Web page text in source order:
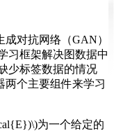
对抗网络（GAN）
习框架解决图数据中
少标签数据的情况
两个主要组件来学习
为一个给定的